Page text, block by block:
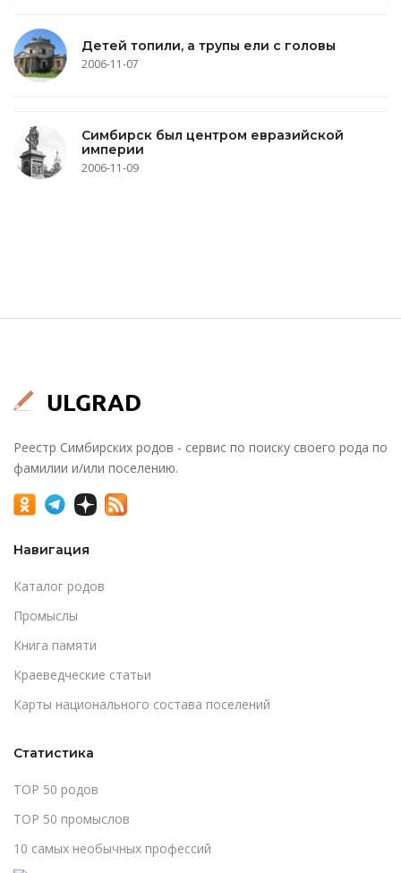
Детей топили, а трупы ели с головы
2006-11-07
Симбирск был центром евразийской
империи
2006-11-09
Реестр Симбирских родов - сервис по поиску своего рода по
фамилии и/или поселению.
Навигация
Каталог родов
Промыслы
Книга памяти
Краеведческие статьи
Карты национального состава поселений
Статистика
TOP 50 родов
TOP 50 промыслов
10 самых необычных профессий